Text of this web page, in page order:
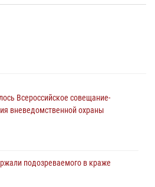
Всероссийское совещание-
вневедомственной охраны
подозреваемого в краже